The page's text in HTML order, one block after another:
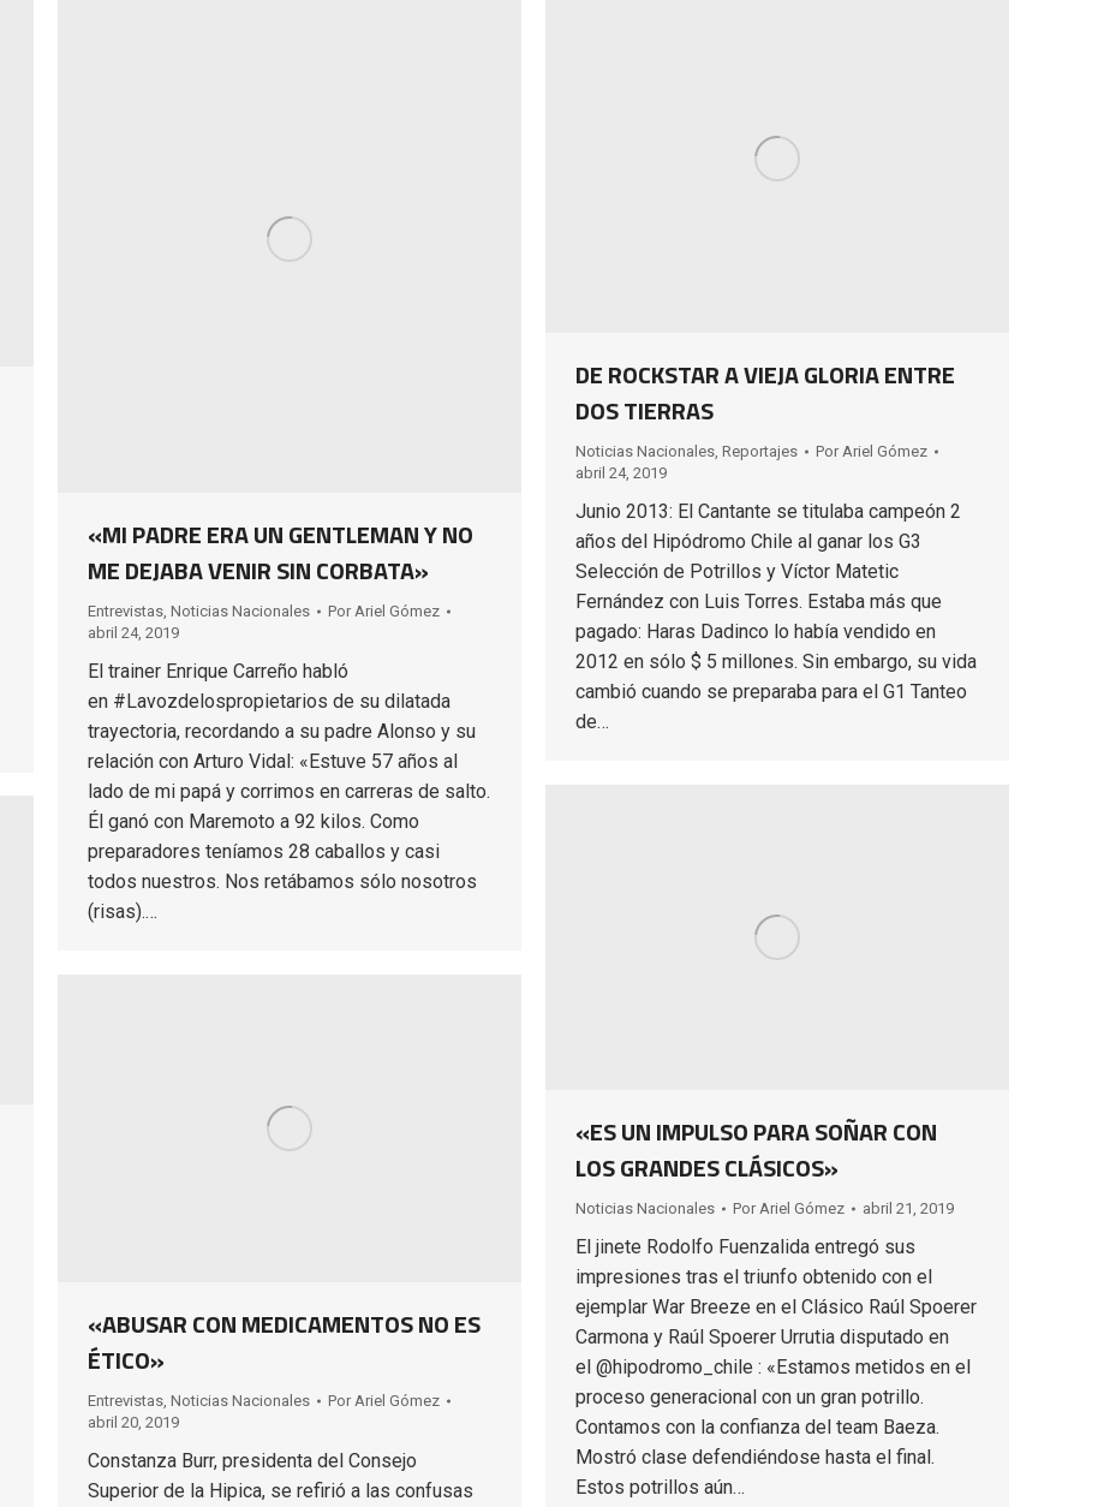
«MI PADRE ERA UN GENTLEMAN Y NO
ME DEJABA VENIR SIN CORBATA»
Entrevistas, Noticias Nacionales Por Ariel Gómez
abril 24, 2019
El trainer Enrique Carreño habló
en #Lavozdelospropietarios de su dilatada
trayectoria, recordando a su padre Alonso y su
relación con Arturo Vidal: «Estuve 57 años al
lado de mi papá y corrimos en carreras de salto.
Él ganó con Maremoto a 92 kilos. Como
preparadores teníamos 28 caballos y casi
todos nuestros. Nos retábamos sólo nosotros
(risas).…
DE ROCKSTAR A VIEJA GLORIA ENTRE
DOS TIERRAS
Noticias Nacionales, Reportajes Por Ariel Gómez
abril 24, 2019
Junio 2013: El Cantante se titulaba campeón 2
años del Hipódromo Chile al ganar los G3
Selección de Potrillos y Víctor Matetic
Fernández con Luis Torres. Estaba más que
pagado: Haras Dadinco lo había vendido en
2012 en sólo $ 5 millones. Sin embargo, su vida
cambió cuando se preparaba para el G1 Tanteo
de…
«ES UN IMPULSO PARA SOÑAR CON
LOS GRANDES CLÁSICOS»
Noticias Nacionales Por Ariel Gómez abril 21, 2019
El jinete Rodolfo Fuenzalida entregó sus
impresiones tras el triunfo obtenido con el
ejemplar War Breeze en el Clásico Raúl Spoerer
Carmona y Raúl Spoerer Urrutia disputado en
el @hipodromo_chile : «Estamos metidos en el
proceso generacional con un gran potrillo.
Contamos con la confianza del team Baeza.
Mostró clase defendiéndose hasta el final.
Estos potrillos aún…
«ABUSAR CON MEDICAMENTOS NO ES
ÉTICO»
Entrevistas Noticias Nacionales Por Ariel Gómez
abril 20, 2019
Constanza Burr, presidenta del Consejo
Superior de la Hipica, se refirió a las confusas